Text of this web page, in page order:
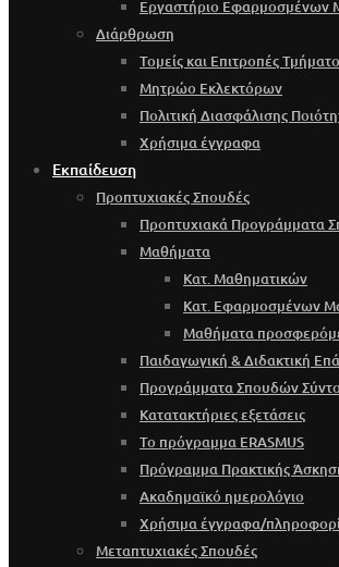
Εργαστήριο Εφαρμοσμένων
Διάρθρωση
Τομείς και Επιτροπές
Μητρώο Εκλεκτόρων
Πολιτική Διασφάλισης
Χρήσιμα έγγραφα
Εκπαίδευση
Προπτυχιακές Σπουδές
Προπτυχιακά Προγράμματα
Μαθήματα
Κατ. Μαθηματικών
Κατ. Εφαρμοσμένων
Μαθήματα
Παιδαγωγική & Διδακτική
Προγράμματα Σπουδών
Κατατακτήριες εξετάσεις
Το πρόγραμμα ERASMUS
Πρόγραμμα Πρακτικής
Ακαδημαϊκό ημερολόγιο
Χρήσιμα έγγραφα/
Μεταπτυχιακές Σπουδές